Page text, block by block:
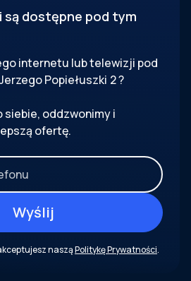
są dostępne pod tym
internetu lub telewizji pod
Popiełuszki 2?
oddzwonimy i
ofertę.
nasząPolitykę Prywatności.